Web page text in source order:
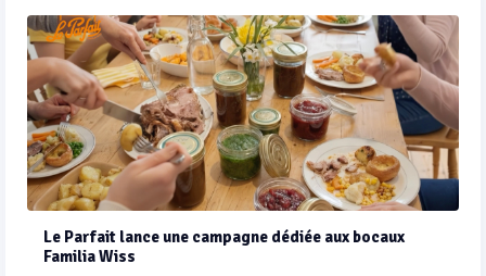
Le Parfait lance une campagne dédiée aux bocaux
Familia Wiss